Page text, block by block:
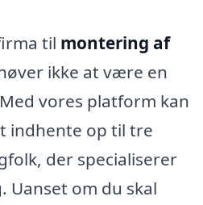
til montering af
ikke at være en
vores platform kan
indhente op til tre
der specialiserer
Uanset om du skal